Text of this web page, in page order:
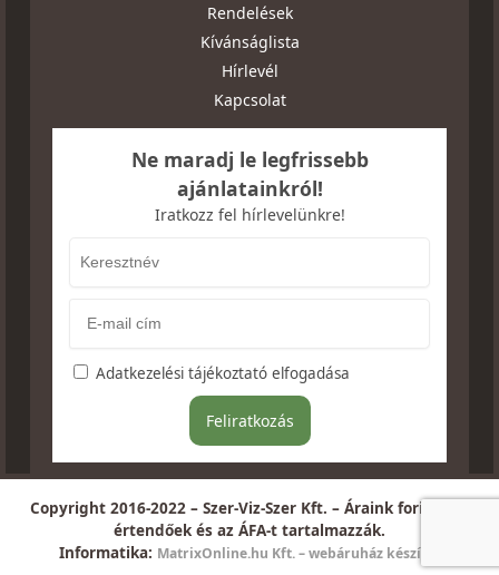
Rendelések
Kívánságlista
Hírlevél
Kapcsolat
Ne maradj le legfrissebb
ajánlatainkról!
Iratkozz fel hírlevelünkre!
Adatkezelési tájékoztató elfogadása
Copyright 2016-2022 – Szer-Viz-Szer Kft. – Áraink forintban
értendőek és az ÁFA-t tartalmazzák.
Informatika: MatrixOnline.hu Kft. – webáruház készítés